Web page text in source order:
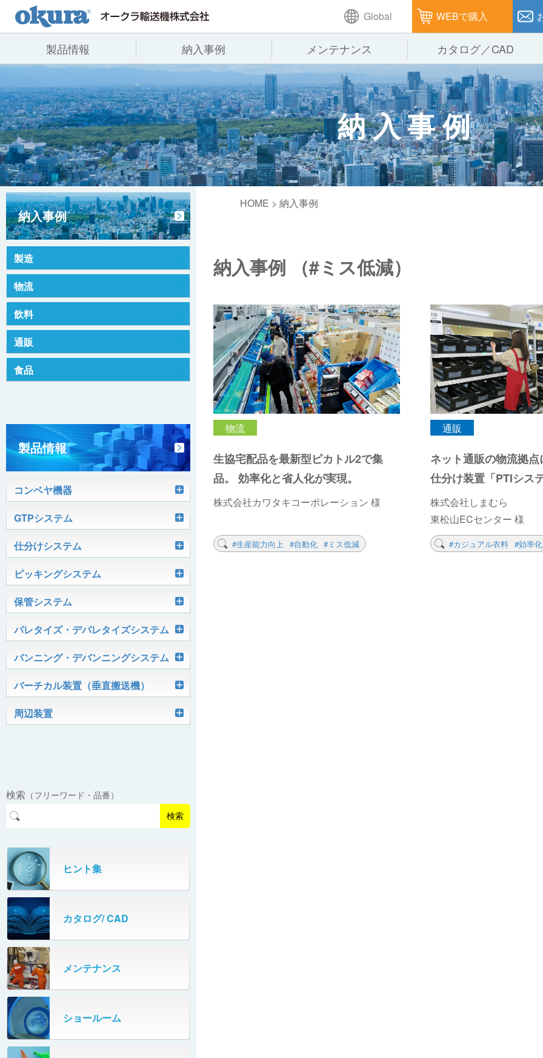
Global WEBで購入
製品情報
製品情報
コンベヤ機器
コンベヤ機器を探す
用途から探す
コンベヤ機器の技術情報
ヒント集
GTPシステム
ピッキングシステム
パレタイズ・デパレタイズシステム
納入事例
納入事例
全業種 製造
飲料 通販
メンテナンス カタログ／CAD
会社情報
代表あいさつ 企業理念
事業所一覧 オークラグループ
沿革 オークラの取組み
納入事例
納入事例
製造
物流
飲料
通販
食品
製品情報
コンベヤ機器
軽搬送コンベヤ
ベルコンミニ
ファインコンベヤ
マグネット駆動コンベヤ
ジャブコン®
プラスチックベルトコンベヤ
オークラ キャリーライン®
ケース搬送コンベヤ
ユニコンV
ユニコンJr
クールコンベヤ®Ⅱ
チェーン駆動ローラコンベヤ
チェーン駆動ローラ単体
パレットコンベヤ
グラビティコンベヤ
ローラコンベヤ
ホイールコンベヤ
フリーカーブコンベヤ
モータローラ＆コンベヤ
モータローラ単体
モータローラコンベヤ
マテハン機器
オークラホッパー
ポータブルクレーン
OKベルコン（スタンダードタイプ）
生産終了品
GTPシステム
Skypod®（スカイポッド）
AGVシステム
OKURUN® /TW300
仕分けシステム
ユニソーター
ハイスピードソーター
ディスクソーター
アングルソーター
クロスベルトソーター（汎用タイプ）
ピッキングシステム
PTIシステム
ピカトルシリーズ
HASS（ハズ）シリーズ
ピックティーチャシステム
バラピッキングロボットシステム
保管システム
Quick Shuttle®
パレタイズ・デパレタイズシステム
ロボットパレタイザ
ロボットパレタイザAi1800Ⅱ-C
ロボットパレタイザAi1800Ⅱ
ビジョンパレタイズシステム
ビジョンデパレタイズシステム
PHC80L
ガントレーパレタイザ
PHC350・PHC330
PZC150・PZC110
DHC350
667
SR802
バンニング・デバンニングシステム
トラックローダ「TL-2P」
伸縮ベルトコンベヤ
バーチカル装置（垂直搬送機）
ミニパーフェ® / VCS-Z
パーフェクトベヤー® / PV（スチール
製）
パーフェクトベヤー® / AP（アルミ
タテコン® / TC
周辺装置
オリプナー
高速転換機
スタッカ&アンスタッカ
米袋自動投入装置
フローラック自動補充装置
牛乳パック自動投入装置
ターンコンベヤ
マルチレーンダイバータ®
検索 （フリーワード・品番）
検索
ヒント集
カタログ/ CAD
メンテナンス
ショールーム
HOME > 納入事例
納入事例 （#ミス低減）
物流
生協宅配品を最新型ピカトル2で集
品。 効率化と省人化が実現。
株式会社カワタキコーポレーション 様
#生産能力向上 #自動化 #ミス低減
通販
ネット通販の物流拠
仕分け装置「PTIシス
株式会社しまむら
東松山ECセンター 様
#カジュアル衣料 #効率化